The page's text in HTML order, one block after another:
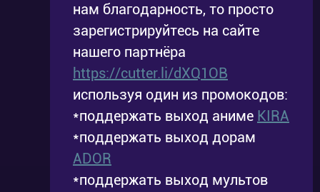
нам благодарность, то просто
зарегистрируйтесь на сайте
нашего партнёра
https://cutter.li/dXQ1OB
используя один из промокодов:
*поддержать выход аниме KIRA
*поддержать выход дорам
ADOR
*поддержать выход мультов